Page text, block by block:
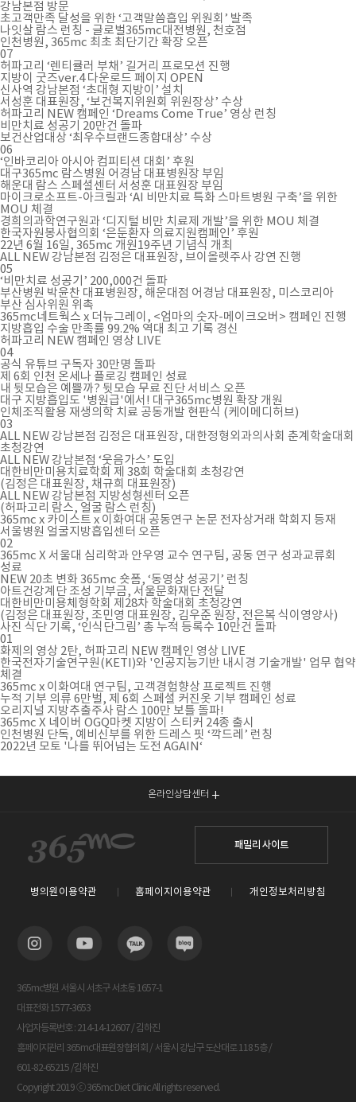
강남본점 방문
초고객만족 달성을 위한 ‘고객말씀흡입 위원회’ 발족
나잇살 람스 런칭 - 글로벌365mc대전병원, 천호점
인천병원, 365mc 최초 최단기간 확장 오픈
07
허파고리 ‘렌티큘러 부채’ 길거리 프로모션 진행
지방이 굿즈ver.4 다운로드 페이지 OPEN
신사역 강남본점 ‘초대형 지방이’ 설치
서성훈 대표원장, ‘보건복지위원회 위원장상’ 수상
허파고리 NEW 캠페인 ‘Dreams Come True’ 영상 런칭
비만치료 성공기 20만건 돌파
보건산업대상 ‘최우수브랜드종합대상’ 수상
06
‘인바코리아 아시아 컴피티션 대회’ 후원
대구365mc 람스병원 어경남 대표병원장 부임
해운대 람스 스페셜센터 서성훈 대표원장 부임
마이크로소프트-아크릴과 ‘AI 비만치료 특화 스마트병원 구축’을 위한
MOU 체결
경희의과학연구원과 ‘디지털 비만 치료제 개발’을 위한 MOU 체결
한국자원봉사협의회 ‘은둔환자 의료지원캠페인’ 후원
22년 6월 16일, 365mc 개원19주년 기념식 개최
ALL NEW 강남본점 김정은 대표원장, 브이올렛주사 강연 진행
05
‘비만치료 성공기’ 200,000건 돌파
부산병원 박윤찬 대표병원장, 해운대점 어경남 대표원장, 미스코리아
부산 심사위원 위촉
365mc네트웍스 x 더뉴그레이, <엄마의 숫자-메이크오버> 캠페인 진행
지방흡입 수술 만족률 99.2% 역대 최고 기록 경신
허파고리 NEW 캠페인 영상 LIVE
04
공식 유튜브 구독자 30만명 돌파
제 6회 인천 온세나 플로깅 캠페인 성료
내 뒷모습은 예쁠까? 뒷모습 무료 진단 서비스 오픈
대구 지방흡입도 '병원급'에서! 대구365mc병원 확장 개원
인체조직활용 재생의학 치료 공동개발 현판식 (케이메디허브)
03
ALL NEW 강남본점 김정은 대표원장, 대한정형외과의사회 춘계학술대회
초청강연
ALL NEW 강남본점 ‘웃음가스’ 도입
대한비만미용치료학회 제 38회 학술대회 초청강연
(김정은 대표원장, 채규희 대표원장)
ALL NEW 강남본점 지방성형센터 오픈
(허파고리 람스, 얼굴 람스 런칭)
365mc x 카이스트 x 이화여대 공동연구 논문 전자상거래 학회지 등재
서울병원 얼굴지방흡입센터 오픈
02
365mc X 서울대 심리학과 안우영 교수 연구팀, 공동 연구 성과교류회
성료
NEW 20초 변화 365mc 숏폼, ‘동영상 성공기’ 런칭
아트건강계단 조성 기부금, 서울문화재단 전달
대한비만미용체형학회 제28차 학술대회 초청강연
(김정은 대표원장, 조민영 대표원장, 김우준 원장, 전은복 식이영양사)
사진 식단 기록, ‘인식단그림’ 총 누적 등록수 10만건 돌파
01
화제의 영상 2탄, 허파고리 NEW 캠페인 영상 LIVE
한국전자기술연구원(KETI)와 '인공지능기반 내시경 기술개발' 업무 협약
체결
365mc x 이화여대 연구팀, 고객경험향상 프로젝트 진행
누적 기부 의류 6만벌, 제 6회 스페셜 커진옷 기부 캠페인 성료
오리지널 지방추출주사 람스 100만 보틀 돌파!
365mc X 네이버 OGQ마켓 지방이 스티커 24종 출시
인천병원 단독, 예비신부를 위한 드레스 핏 ‘깍드레’ 런칭
2022년 모토 '나를 뛰어넘는 도전 AGAIN‘
온라인상담센터
패밀리 사이트
병의원이용약관 홈페이지이용약관 개인정보처리방침
365mc병원 서울시 서초구 서초동 1657-1
대표전화 1577-3653
사업자등록번호 : 214-14-12607 / 김하진
홈페이지관리 365mc대표원장협의회 / 서울시 강남구 도산대로 118 5층 /
601-82-65215 /김하진
Copyright 2019 ⓒ 365mc Diet Clinic All rights reserved.